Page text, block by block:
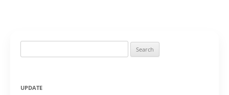
for:
UPDATE